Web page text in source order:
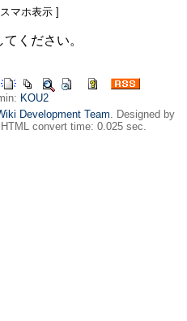
スマホ表示 ]
ください。
KOU2
Development Team. Designed by
convert time: 0.025 sec.